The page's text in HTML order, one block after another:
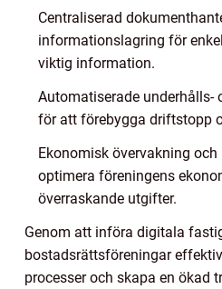
Centraliserad
informationslagring för
viktig information.
Automatiserade underhålls-
för att förebygga driftstopp
Ekonomisk övervakning
optimera föreningens
överraskande utgifter.
Genom att införa digitala
bostadsrättsföreningar
processer och skapa en ökad